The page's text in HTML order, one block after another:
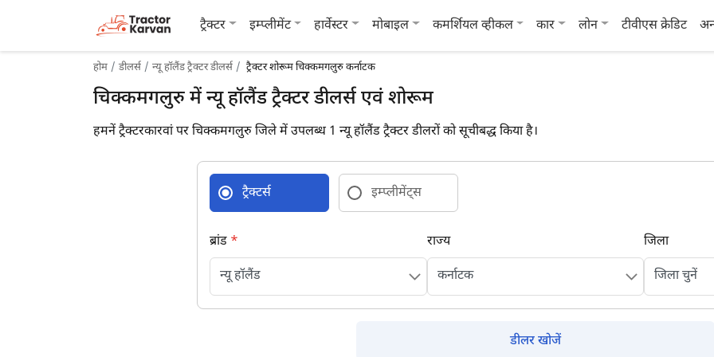
ट्रैक्टर इम्प्लीमेंट हार्वेस्टर मोबाइल कमर्शियल व्हीकल कार लोन टीवीएस क्रेडिट
होम डीलर्स न्यू हॉलैंड ट्रैक्टर डीलर्स ट्रैक्टर शोरूम चिक्कमगलुरु कर्नाटक
चिक्कमगलुरु में न्यू हॉलैंड ट्रैक्टर डीलर्स एवं शोरूम
हमनें ट्रैक्टरकारवां पर चिक्कमगलुरु जिले में उपलब्ध 1 न्यू हॉलैंड ट्रैक्टर डीलरों को सूचीबद्ध किया है।
ट्रैक्टर्स इम्प्लीमेंट्स
ब्रांड * राज्य जिला
डीलर खोजें